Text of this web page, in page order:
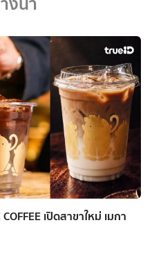
เปิดสาขาใหม่ เมกา